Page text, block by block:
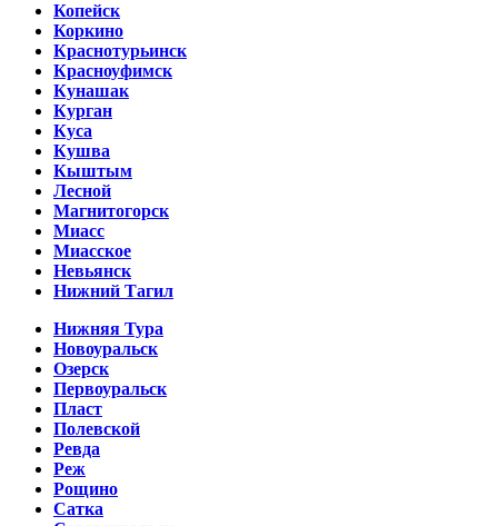
Копейск
Коркино
Краснотурьинск
Красноуфимск
Кунашак
Курган
Куса
Кушва
Кыштым
Лесной
Магнитогорск
Миасс
Миасское
Невьянск
Нижний Тагил
Нижняя Тура
Новоуральск
Озерск
Первоуральск
Пласт
Полевской
Ревда
Реж
Рощино
Сатка